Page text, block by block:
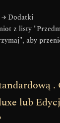
→ Dodatki
z listy
aby
.
lub